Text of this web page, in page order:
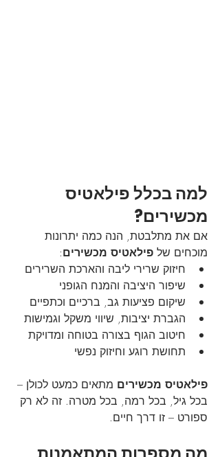
למה בכלל פילאטיס
מכשירים?
אם את מתלבטת, הנה כמה יתרונות
מוכחים של פילאטיס מכשירים:
חיזוק שרירי ליבה והארכת השרירים
שיפור היציבה והמנח הגופני
שיקום פציעות גב, ברכיים וכתפיים
הגברת יציבות, שיווי משקל וגמישות
חיטוב הגוף בצורה בטוחה ומדויקת
תחושת רוגע וחיזוק נפשי
פילאטיס מכשירים מתאים כמעט לכולן –
בכל גיל, בכל רמה, בכל מטרה. זה לא רק
ספורט – זו דרך חיים.